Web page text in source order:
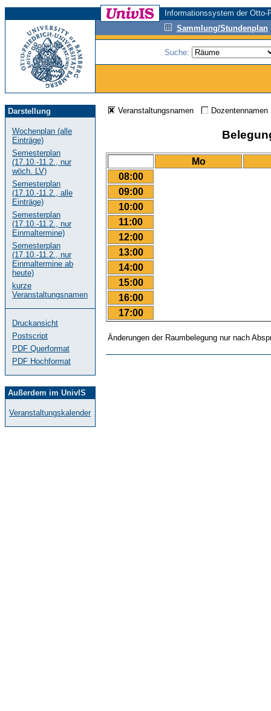
Informationssystem der
Sammlung/Stundenplan
Suche:
Darstellung
Wochenplan (alle
Einträge)
Semesterplan
(17.10.-11.2., nur
wöch. LV)
Semesterplan
(17.10.-11.2., alle
Einträge)
Semesterplan
(17.10.-11.2., nur
Einmaltermine)
Semesterplan
(17.10.-11.2., nur
Einmaltermine ab
heute)
kurze
Veranstaltungsnamen
Druckansicht
Postscript
PDF Querformat
PDF Hochformat
Außerdem im UnivIS
Veranstaltungskalender
Veranstaltungsnamen
Mo
08:00
09:00
10:00
11:00
12:00
13:00
14:00
15:00
16:00
17:00
Änderungen der Raumbelegung nur nach